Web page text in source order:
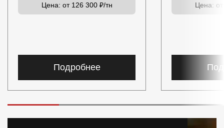
Цена: от 126 300 ₽/тн
Подробнее
Цена: